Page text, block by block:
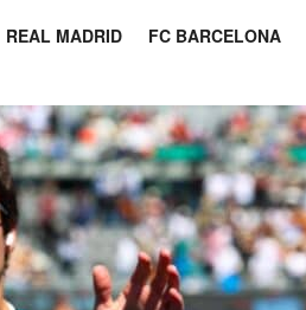
REAL MADRID FC BARCELONA